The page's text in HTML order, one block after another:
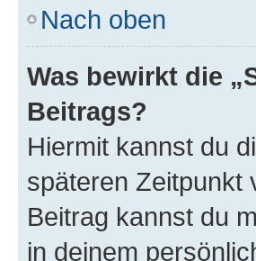
Nach oben
Was bewirkt die
Beitrags?
Hiermit kannst du
späteren Zeitpunkt
Beitrag kannst du
in deinem